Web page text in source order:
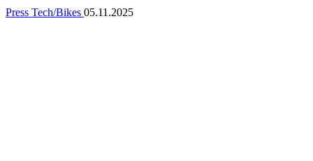
Press Tech/Bikes 05.11.2025